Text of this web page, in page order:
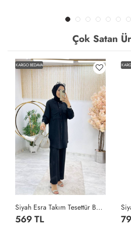
Çok Satan
KARGO BEDAVA
Siyah Esra Takım Tesettür Bürümcük Kumaş Büyük Beden Seçeneği Siyah
569 TL